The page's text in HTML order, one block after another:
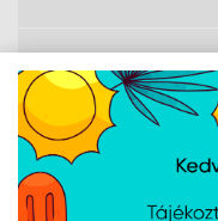
Jellemzők
Beépített
processzor
Processzormagok